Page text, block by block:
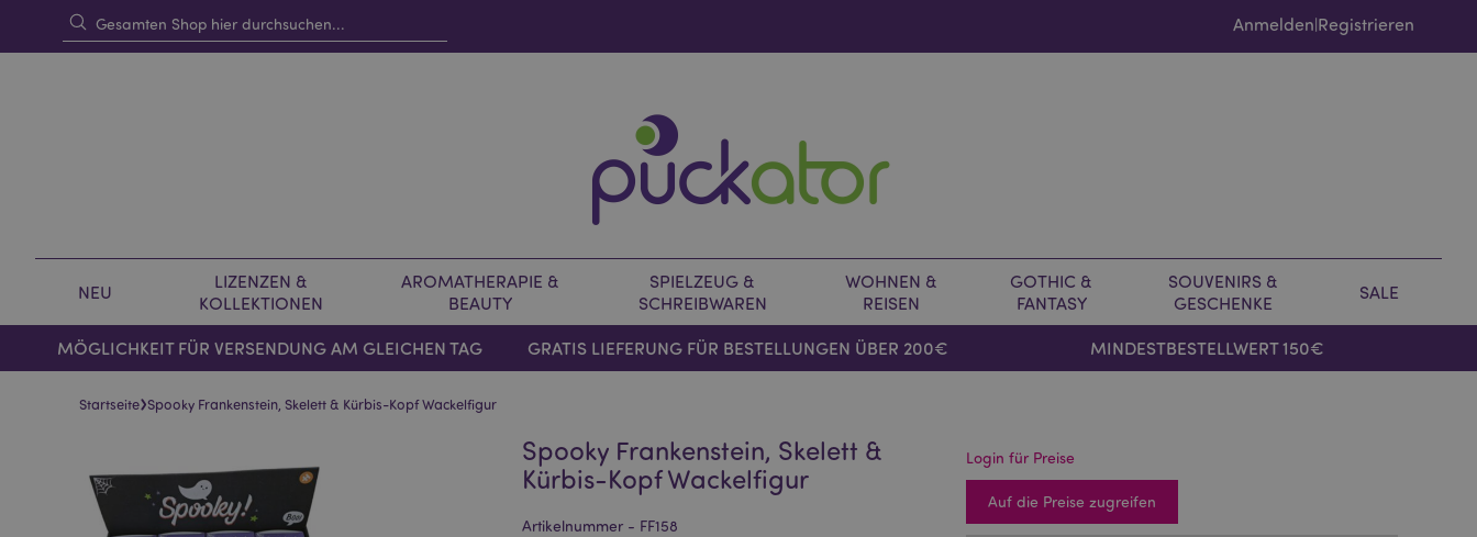
Anmelden|Registrieren
NEU
LIZENZEN &
KOLLEKTIONEN
AROMATHERAPIE &
BEAUTY
SPIELZEUG &
SCHREIBWAREN
WOHNEN &
REISEN
GOTHIC &
FANTASY
SOUVENIRS &
GESCHENKE
SALE
MÖGLICHKEIT FÜR VERSENDUNG AM GLEICHEN TAG GRATIS LIEFERUNG FÜR BESTELLUNGEN ÜBER 200€ MINDESTBESTELLWERT 150€
Startseite›Spooky Frankenstein, Skelett & Kürbis-Kopf Wackelfigur
the
end
the
beginning
Spooky Frankenstein, Skelett &
Kürbis-Kopf Wackelfigur
Artikelnummer - FF158
Login für Preise
Auf die Preise zugreifen